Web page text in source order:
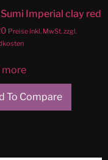
Imperial clay red
Preise inkl. MwSt. zzgl.
more
To Compare